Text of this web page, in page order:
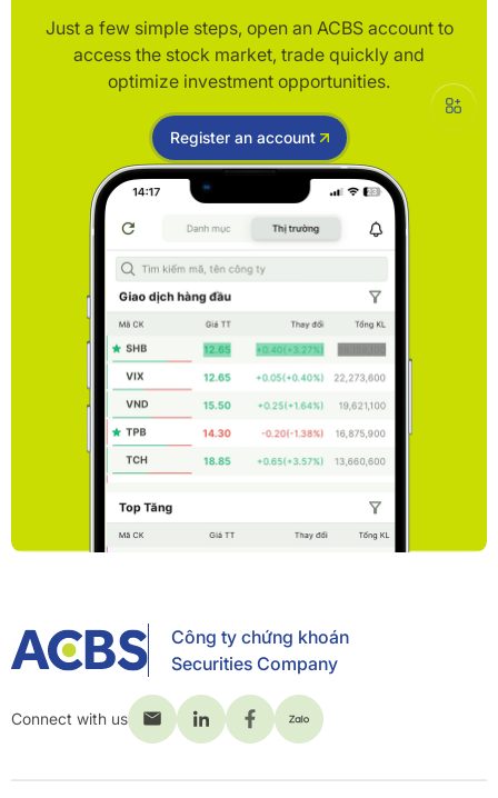
Just a few simple steps, open an ACBS account to
access the stock market, trade quickly and
optimize investment opportunities.
Register an account
Công ty chứng khoán
Securities Company
Connect with us